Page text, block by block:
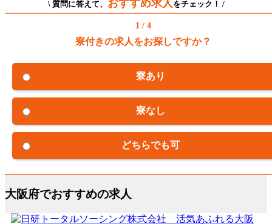
\ 質問に答えて、 おすすめ求人 をチェック！ /
1 / 4
寮付きの求人をお探しですか？
寮あり
寮なし
どちらでも可
大阪府でおすすめの求人